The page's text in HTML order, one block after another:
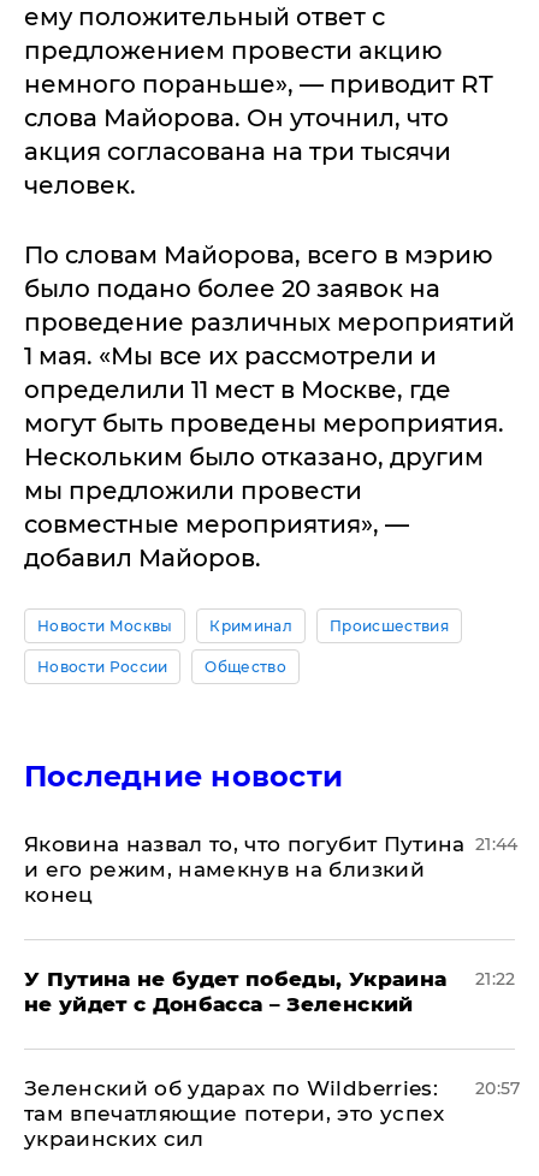
ему положительный ответ с
предложением провести акцию
немного пораньше», — приводит RT
слова Майорова. Он уточнил, что
акция согласована на три тысячи
человек.
По словам Майорова, всего в мэрию
было подано более 20 заявок на
проведение различных мероприятий
1 мая. «Мы все их рассмотрели и
определили 11 мест в Москве, где
могут быть проведены мероприятия.
Нескольким было отказано, другим
мы предложили провести
совместные мероприятия», —
добавил Майоров.
Новости Москвы Криминал Происшествия
Новости России Общество
Последние новости
Яковина назвал то, что погубит Путина
и его режим, намекнув на близкий
конец
21:44
У Путина не будет победы, Украина
не уйдет с Донбасса – Зеленский
21:22
Зеленский об ударах по Wildberries:
там впечатляющие потери, это успех
украинских сил
20:57